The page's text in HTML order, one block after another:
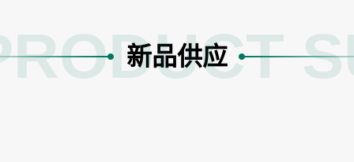
新品供应